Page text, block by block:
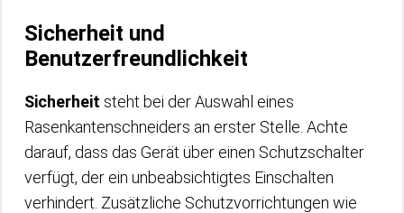
Sicherheit und
Benutzerfreundlichkeit
Sicherheit steht bei der Auswahl eines
Rasenkantenschneiders an erster Stelle. Achte
darauf, dass das Gerät über einen Schutzschalter
verfügt, der ein unbeabsichtigtes Einschalten
verhindert. Zusätzliche Schutzvorrichtungen wie